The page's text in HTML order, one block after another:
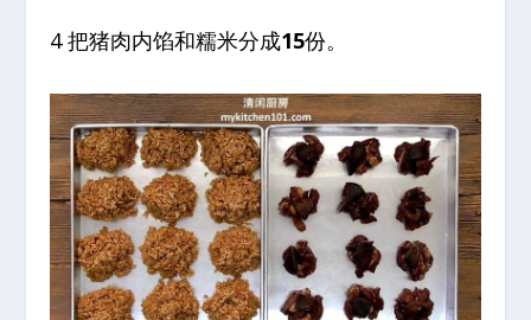
4 把猪肉内馅和糯米分成15份。